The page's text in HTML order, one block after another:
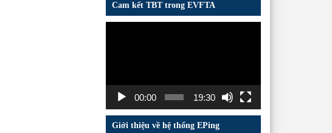
Cam kết TBT trong EVFTA
00:00 19:30
Giới thiệu về hệ thống EPing